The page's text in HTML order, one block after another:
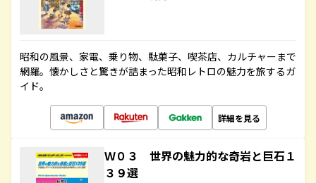
昭和の風景、家電、乗り物、駄菓子、喫茶店、カルチャーまで
網羅。懐かしさと驚きが詰まった昭和レトロの魅力を旅するガ
イド。
詳細を見る
Ｗ０３ 世界の魅力的な奇岩と巨石１
３９選